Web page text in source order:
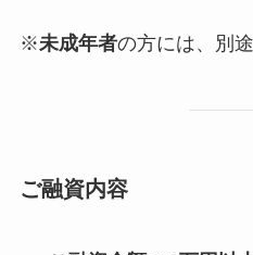
※未成年者の方には、別
ご融資内容